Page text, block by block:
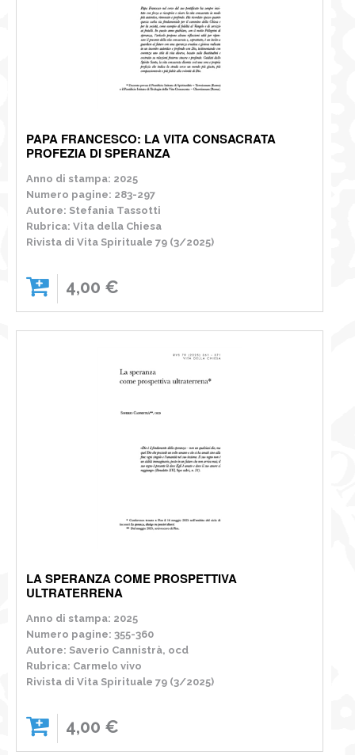
PAPA FRANCESCO: LA VITA CONSACRATA
PROFEZIA DI SPERANZA
Anno di stampa: 2025
Numero pagine: 283-297
Autore: Stefania Tassotti
Rubrica: Vita della Chiesa
Rivista di Vita Spirituale 79 (3/2025)
4,00 €
LA SPERANZA COME PROSPETTIVA
ULTRATERRENA
Anno di stampa: 2025
Numero pagine: 355-360
Autore: Saverio Cannistrà, ocd
Rubrica: Carmelo vivo
Rivista di Vita Spirituale 79 (3/2025)
4,00 €